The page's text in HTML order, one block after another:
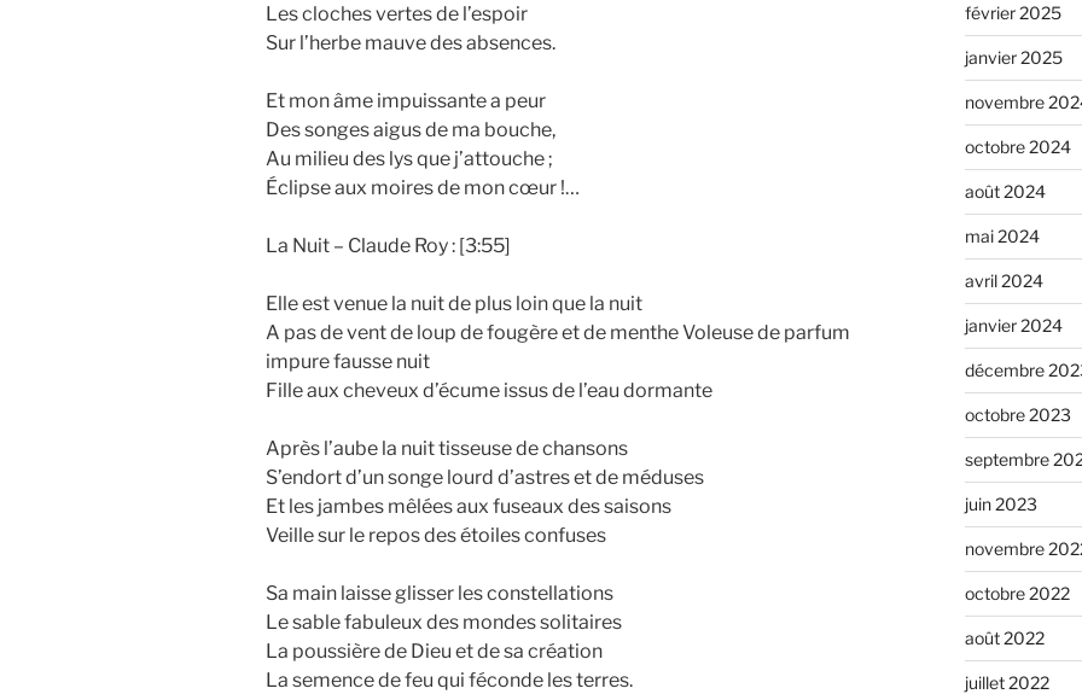
Les cloches vertes de l’espoir
Sur l’herbe mauve des absences.
Et mon âme impuissante a peur
Des songes aigus de ma bouche,
Au milieu des lys que j’attouche ;
Éclipse aux moires de mon cœur !…
La Nuit – Claude Roy : [3:55]
Elle est venue la nuit de plus loin que la nuit
A pas de vent de loup de fougère et de menthe Voleuse de parfum
impure fausse nuit
Fille aux cheveux d’écume issus de l’eau dormante
Après l’aube la nuit tisseuse de chansons
S’endort d’un songe lourd d’astres et de méduses
Et les jambes mêlées aux fuseaux des saisons
Veille sur le repos des étoiles confuses
Sa main laisse glisser les constellations
Le sable fabuleux des mondes solitaires
La poussière de Dieu et de sa création
La semence de feu qui féconde les terres.
février 2025
janvier 2025
novembre
octobre 2024
août 2024
mai 2024
avril 2024
janvier 2024
décembre
octobre 2023
septembre
juin 2023
novembre
octobre 2022
août 2022
juillet 2022